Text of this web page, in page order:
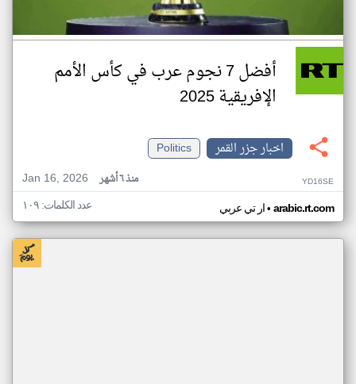
أفضل 7 نجوم عرب في كأس الأمم
الإفريقية 2025
اخبار جزر القمر
Politics
Jan 16, 2026
منذ ٦ أشهر YD16SE
ار تي عربي• arabic.rt.com عدد الكلمات: ١٠٩